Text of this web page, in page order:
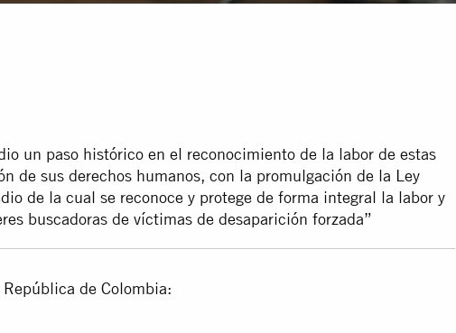
un paso histórico en el reconocimiento de la labor de estas
de sus derechos humanos, con la promulgación de la Ley
de la cual se reconoce y protege de forma integral la labor y
buscadoras de víctimas de desaparición forzada”
de Colombia: